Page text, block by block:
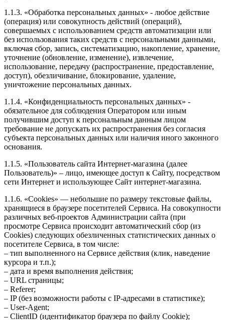
1.1.3. «Обработка персональных данных» - любое действие
(операция) или совокупность действий (операций),
совершаемых с использованием средств автоматизации или
без использования таких средств с персональными данными,
включая сбор, запись, систематизацию, накопление, хранение,
уточнение (обновление, изменение), извлечение,
использование, передачу (распространение, предоставление,
доступ), обезличивание, блокирование, удаление,
уничтожение персональных данных.
1.1.4. «Конфиденциальность персональных данных» -
обязательное для соблюдения Оператором или иным
получившим доступ к персональным данным лицом
требование не допускать их распространения без согласия
субъекта персональных данных или наличия иного законного
основания.
1.1.5. «Пользователь сайта Интернет-магазина (далее
Пользователь)» – лицо, имеющее доступ к Сайту, посредством
сети Интернет и использующее Сайт интернет-магазина.
1.1.6. «Cookies» — небольшие по размеру текстовые файлы,
хранящиеся в браузере посетителей Сервиса. На совокупности
различных веб-проектов Администрации сайта (при
просмотре Сервиса происходит автоматический сбор (из
Cookies) следующих обезличенных статистических данных о
посетителе Сервиса, в том числе:
– тип выполненного на Сервисе действия (клик, наведение
курсора и т.п.);
– дата и время выполнения действия;
– URL страницы;
– Referer;
– IP (без возможности работы с IP-адресами в статистике);
– User-Agent;
– ClientID (идентификатор браузера по файлу Cookie);